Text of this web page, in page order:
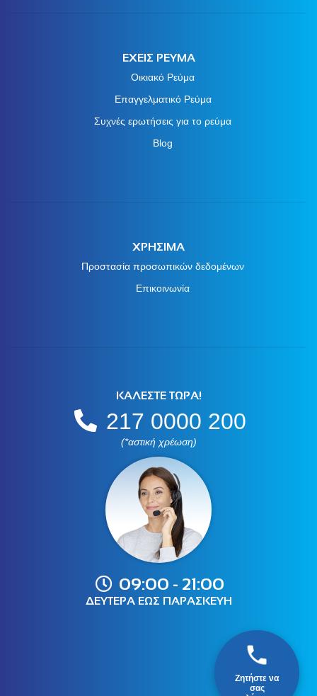
Ζητήστε να
σας
ΕΧΕΙΣ ΡΕΥΜΑ
Οικιακό Ρεύμα
Επαγγελματικό Ρεύμα
Συχνές ερωτήσεις για το ρεύμα
Blog
ΧΡΗΣΙΜΑ
Προστασία προσωπικών δεδομένων
Επικοινωνία
ΚΑΛΕΣΤΕ ΤΩΡΑ!
217 0000 200
(*αστική χρέωση)
09:00 - 21:00
ΔΕΥΤΕΡΑ ΕΩΣ ΠΑΡΑΣΚΕΥΗ